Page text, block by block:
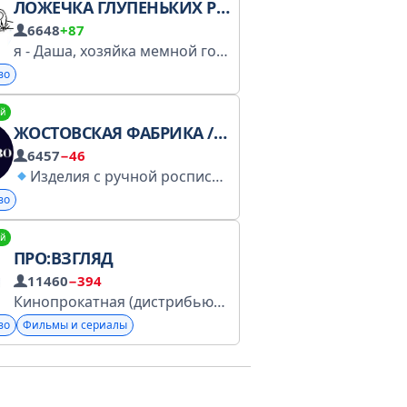
ЛОЖЕЧКА ГЛУПЕНЬКИХ РИСУНКОВ
6648+87
я - Даша, хозяйка мемной горы по всем вопросам - @da_dasha_sh
ЖОСТОВСКАЯ ФАБРИКА / ЖОСТОВО
6457−46
Изделия с ручной росписью
ПРО:ВЗГЛЯД
11460−394
Кинопрокатная (дистрибьюторская) компания из Петербурга. Везем в Россию ваше любимое кино. «Иллюзия убийства» — в кино с 2 июля
Фильмы и сериалы